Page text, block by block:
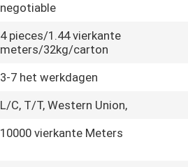
negotiable
4 pieces/1.44 vierkante
meters/32kg/carton
3-7 het werkdagen
L/C, T/T, Western Union,
10000 vierkante Meters